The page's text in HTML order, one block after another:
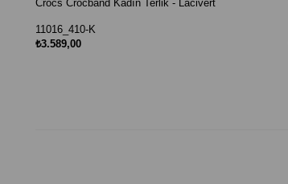
Crocs Crocband Kadın Terlik - Lacivert
11016_410-K
₺3.589,00